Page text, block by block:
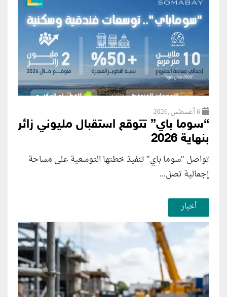
6 أغسطس ,2026
“سوما باي” تتوقع استقبال مليوني زائر
بنهاية 2026
تواصل "سوما باي" تنفيذ خطتها التوسعية على مساحة
إجمالية تصل...
أخبار